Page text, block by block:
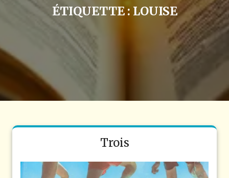
ÉTIQUETTE : LOUISE
Trois